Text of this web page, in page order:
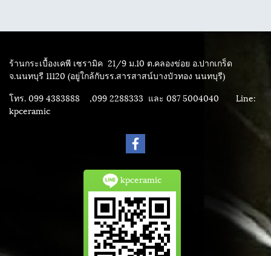
ร้านกระเบื้องเคพี เซรามิค 21/9 ม.10 ต.คลองข่อย อ.ปากเกร็ด
จ.นนทบุรี 11120 (อยู่ใกล้กับรร.สารสาสน์บางบัวทอง นนทบุรี)
โทร. 099 4383888 ,099 2288333 และ 087 5004040 Line:
kpceramic
kpceramic